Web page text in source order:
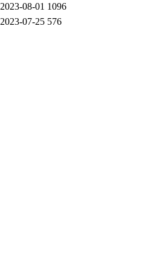
2023-08-01 1096
2023-07-25 576